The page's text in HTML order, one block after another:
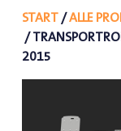
START/ALLE
/
2015